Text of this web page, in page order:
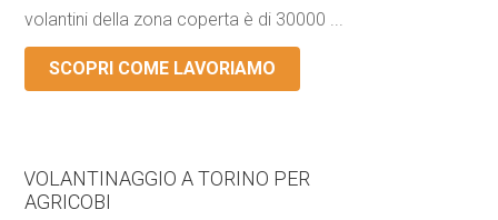
volantini della zona coperta è di 30000 ...
SCOPRI COME LAVORIAMO
VOLANTINAGGIO A TORINO PER
AGRICOBI